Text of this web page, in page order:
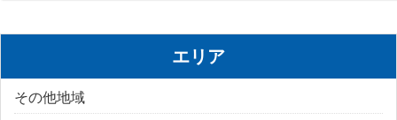
エリア
その他地域